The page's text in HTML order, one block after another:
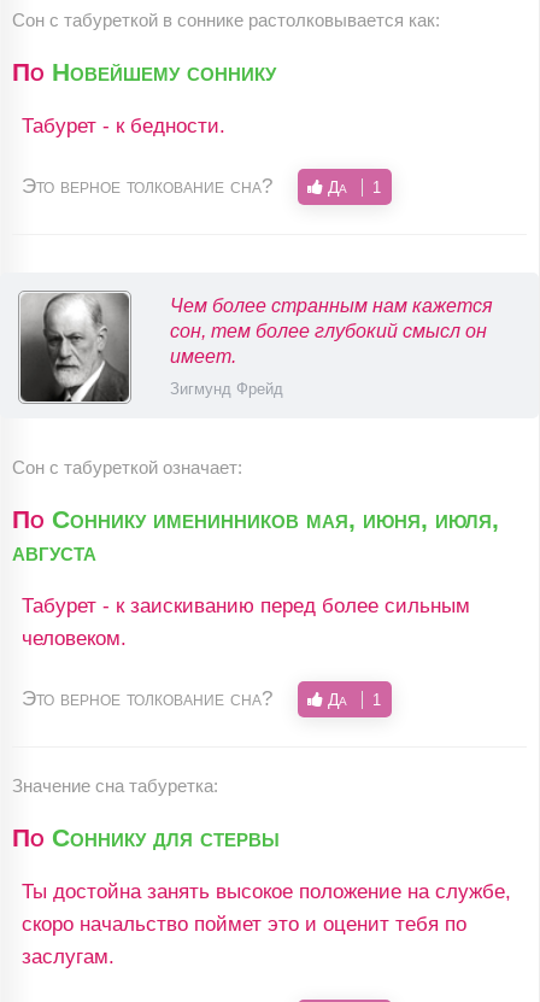
Сон c табуреткой в соннике растолковывается как:
По Новейшему соннику
Табурет - к бедности.
Это верное толкование сна? Да 1
Чем более странным нам кажется
сон, тем более глубокий смысл он
имеет.
Зигмунд Фрейд
Сон с табуреткой означает:
По Соннику именинников мая, июня, июля,
августа
Табурет - к заискиванию перед более сильным
человеком.
Это верное толкование сна? Да 1
Значение сна табуретка:
По Соннику для стервы
Ты достойна занять высокое положение на службе,
скоро начальство поймет это и оценит тебя по
заслугам.